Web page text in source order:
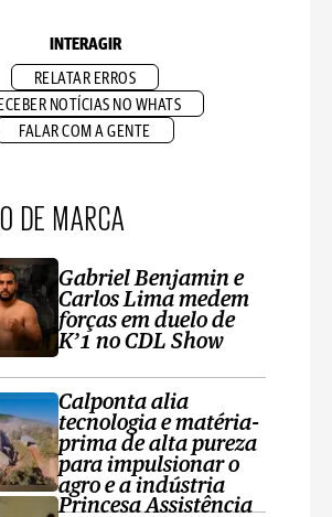
INTERAGIR
RELATAR ERROS
NOTÍCIAS NO WHATS
FALAR COM A GENTE
DE MARCA
Gabriel Benjamin e
Carlos Lima medem
forças em duelo de
K’1 no CDL Show
Calponta alia
tecnologia e matéria-
prima de alta pureza
para impulsionar o
agro e a indústria
Princesa Assistência